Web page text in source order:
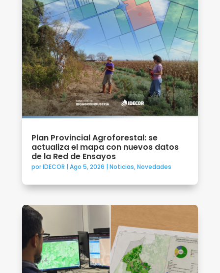
Plan Provincial Agroforestal: se
actualiza el mapa con nuevos datos
de la Red de Ensayos
porIDECOR | Ago 5, 2026 | Noticias,Novedades